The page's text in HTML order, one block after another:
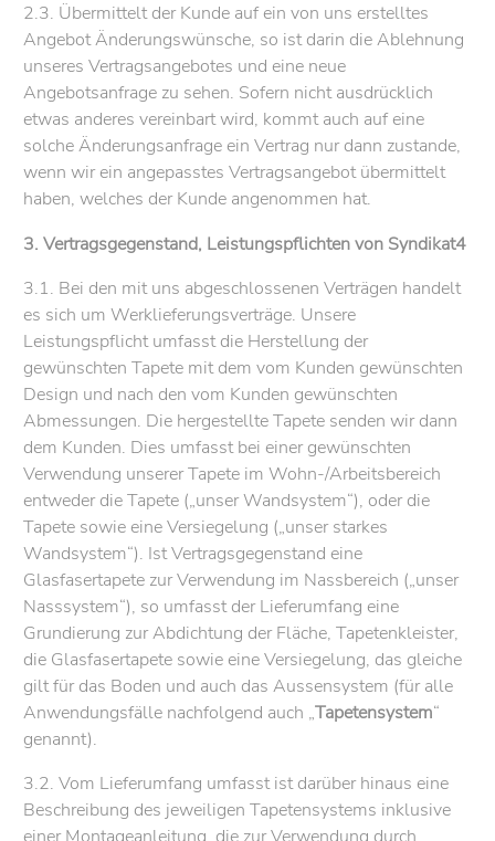
2.3. Übermittelt der Kunde auf ein von uns erstelltes
Angebot Änderungswünsche, so ist darin die Ablehnung
unseres Vertragsangebotes und eine neue
Angebotsanfrage zu sehen. Sofern nicht ausdrücklich
etwas anderes vereinbart wird, kommt auch auf eine
solche Änderungsanfrage ein Vertrag nur dann zustande,
wenn wir ein angepasstes Vertragsangebot übermittelt
haben, welches der Kunde angenommen hat.
3. Vertragsgegenstand, Leistungspflichten von Syndikat4
3.1. Bei den mit uns abgeschlossenen Verträgen handelt
es sich um Werklieferungsverträge. Unsere
Leistungspflicht umfasst die Herstellung der
gewünschten Tapete mit dem vom Kunden gewünschten
Design und nach den vom Kunden gewünschten
Abmessungen. Die hergestellte Tapete senden wir dann
dem Kunden. Dies umfasst bei einer gewünschten
Verwendung unserer Tapete im Wohn-/Arbeitsbereich
entweder die Tapete („unser Wandsystem“), oder die
Tapete sowie eine Versiegelung („unser starkes
Wandsystem“). Ist Vertragsgegenstand eine
Glasfasertapete zur Verwendung im Nassbereich („unser
Nasssystem“), so umfasst der Lieferumfang eine
Grundierung zur Abdichtung der Fläche, Tapetenkleister,
die Glasfasertapete sowie eine Versiegelung, das gleiche
gilt für das Boden und auch das Aussensystem (für alle
Anwendungsfälle nachfolgend auch „Tapetensystem“
genannt).
3.2. Vom Lieferumfang umfasst ist darüber hinaus eine
Beschreibung des jeweiligen Tapetensystems inklusive